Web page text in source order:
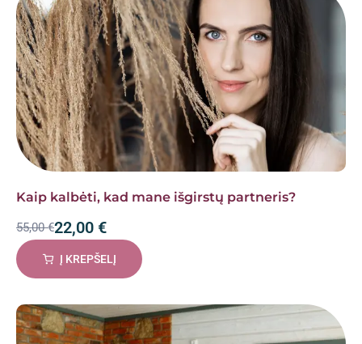
Kaip kalbėti, kad mane išgirstų partneris?
55,00€22,00 €
Į KREPŠELĮ